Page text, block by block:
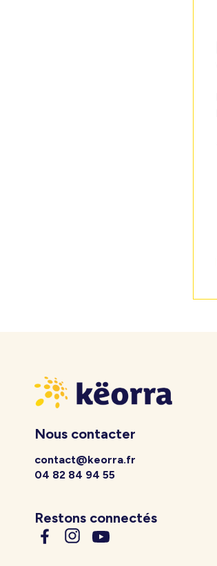
Nous contacter
contact@keorra.fr
04 82 84 94 55
Restons connectés